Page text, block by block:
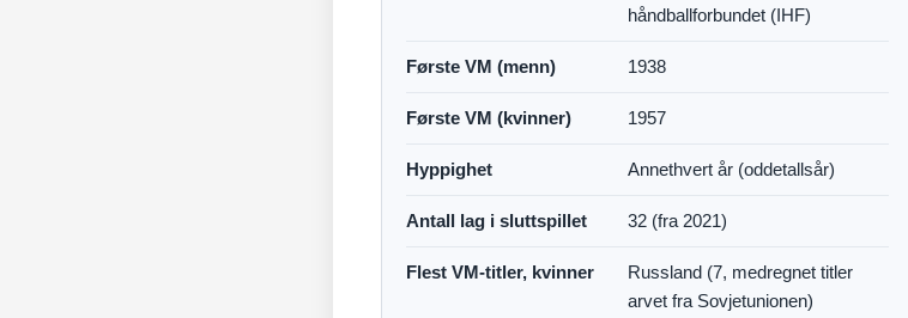
håndballforbundet (IHF)
Første VM (menn) 1938
Første VM (kvinner) 1957
Hyppighet Annethvert år (oddetallsår)
Antall lag i sluttspillet 32 (fra 2021)
Flest VM-titler, kvinner
Russland (7, medregnet titler
arvet fra Sovjetunionen)